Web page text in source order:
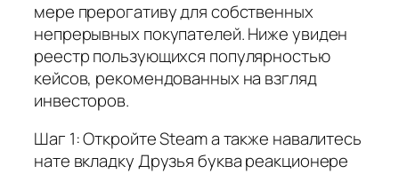
мере прерогативу для собственных
непрерывных покупателей. Ниже увиден
реестр пользующихся популярностью
кейсов, рекомендованных на взгляд
инвесторов.
Шаг 1: Откройте Steam а также навалитесь
нате вкладку Друзья буква реакционере